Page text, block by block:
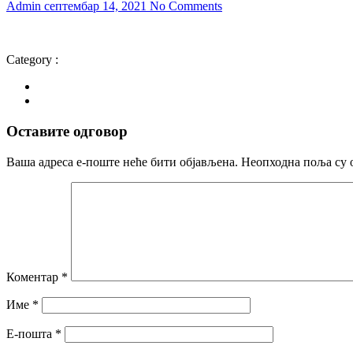
Admin септембар 14, 2021 No Comments
Category :
Оставите одговор
Ваша адреса е-поште неће бити објављена. Неопходна поља су
Коментар *
Име *
Е-пошта *